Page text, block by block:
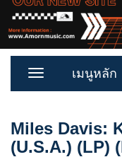
Toggle
เมนูหลัก
Miles Davis:
(U.S.A.) (LP)